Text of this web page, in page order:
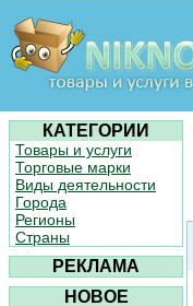
КАТЕГОРИИ
Товары и услуги
Торговые марки
Виды деятельности
Города
Регионы
Страны
РЕКЛАМА
НОВОЕ